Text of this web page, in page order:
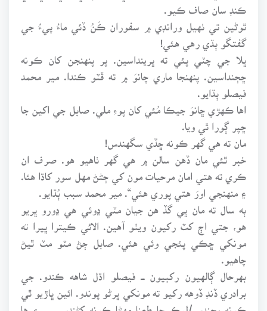
ڪنڊ سان صاف ڪيو.
ٿوڻين تي ٺهيل ورانڊي ۾ سفوران ڪَنُ ڏئي ماءُ پيءُ جي
گفتگو ٻڌي رهي هئي!
ڀلا جي چٽي پئي ته ڀرينداسين. پر پنهنجن کان ڪونه
ڇڄنداسين. پنهنجا ماري ڇانوَ ۾ ته ڦٽو ڪندا. مير محمد
فيصلو ٻڌايو.
اها ڪهڙي ڇانوَ جيڪا مُئي کان پوءِ ملي. صابل جي اکين جا
ڇپر ڳورا ٿي ويا.
مان ته هي گهر ڪونه ڇڏي سگهندس!
خبر ٿئي مان ڏهن سالن ۾ هي گهر ٺاهيو هو. صرف ان
ڪري ته هتي امان مرحيات مون کي ڄڻڻ مهل سور کاڌا هئا.
۽ منهنجي اورَ هتي پوري هئي“. مير محمد سبب ٻُڌايو.
ٻه سال ته مان ڀي گڏ هن جيان مٽي ڍوئي هي ڍورو ڀريو
هو، جتي اڄ کٽ رکيون ويٺو آهين. الائي ڪيترا ڀيرا ته
مونکي ڇڪي پئجي وئي هئي. صابل ڄڻ مٽو مٽ ٿيڻ
چاهيو.
بهرحال ڳالهيون رکبيون ـــ فيصلو اڌل شاهه ڪندو. جي
برادري ڏنڊ ڏوهه رکيو ته مونکي ڀرڻو پوندو. ائين ڀاڙيو ٿي
ڪونه ڀڄندس/لوڪ جا طعنا مهڻا ڪونه کڻندس..... ۽ ها